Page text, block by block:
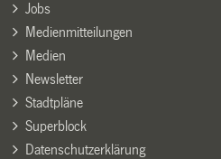
Jobs
Medienmitteilungen
Medien
Newsletter
Stadtpläne
Superblock
Datenschutzerklärung